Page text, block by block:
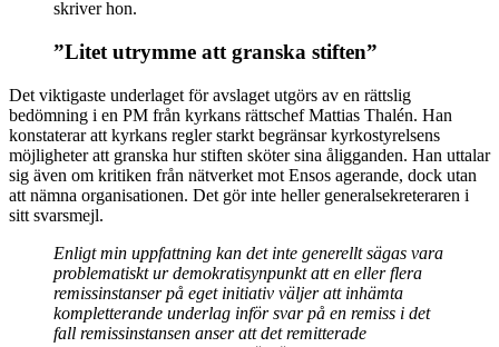
skriver hon.
”Litet utrymme att granska stiften”
Det viktigaste underlaget för avslaget utgörs av en rättslig
bedömning i en PM från kyrkans rättschef Mattias Thalén. Han
konstaterar att kyrkans regler starkt begränsar kyrkostyrelsens
möjligheter att granska hur stiften sköter sina åligganden. Han uttalar
sig även om kritiken från nätverket mot Ensos agerande, dock utan
att nämna organisationen. Det gör inte heller generalsekreteraren i
sitt svarsmejl.
Enligt min uppfattning kan det inte generellt sägas vara
problematiskt ur demokratisynpunkt att en eller flera
remissinstanser på eget initiativ väljer att inhämta
kompletterande underlag inför svar på en remiss i det
fall remissinstansen anser att det remitterade